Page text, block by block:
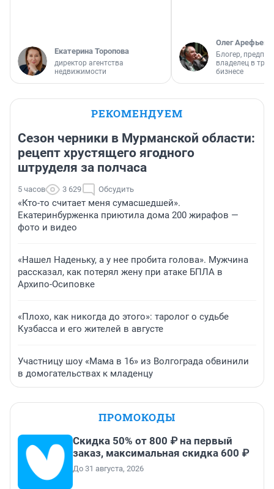
Екатерина Торопова
директор агентства
недвижимости
Олег Арефьев
Блогер,
владелец в
бизнесе
РЕКОМЕНДУЕМ
Сезон черники в Мурманской области:
рецепт хрустящего ягодного
штруделя за полчаса
5 часов 3 629 Обсудить
«Кто-то считает меня сумасшедшей».
Екатеринбурженка приютила дома 200 жирафов —
фото и видео
«Нашел Наденьку, а у нее пробита голова». Мужчина
рассказал, как потерял жену при атаке БПЛА в
Архипо-Осиповке
«Плохо, как никогда до этого»: таролог о судьбе
Кузбасса и его жителей в августе
Участницу шоу «Мама в 16» из Волгограда обвинили
в домогательствах к младенцу
ПРОМОКОДЫ
Скидка 50% от 800 ₽ на первый
заказ, максимальная скидка 600 ₽
До 31 августа, 2026